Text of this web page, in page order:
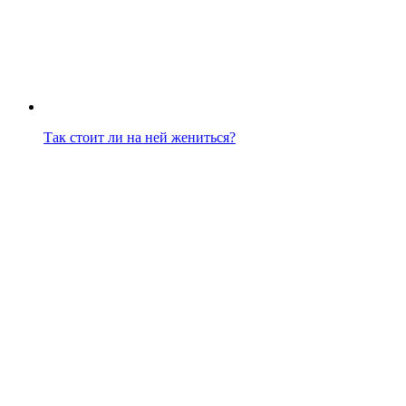
Так стоит ли на ней жениться?